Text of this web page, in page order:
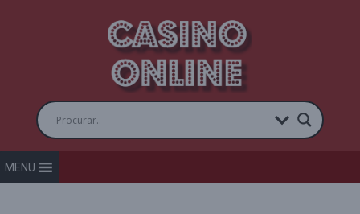
MENU